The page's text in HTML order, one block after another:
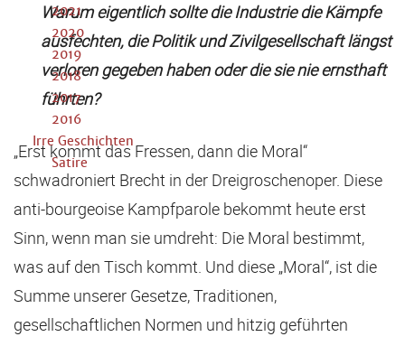
2021
2020
2019
2018
2017
2016
Irre Geschichten
Satire
Warum eigentlich sollte die Industrie die Kämpfe
ausfechten, die Politik und Zivilgesellschaft längst
verloren gegeben haben oder die sie nie ernsthaft
führten?
„Erst kommt das Fressen, dann die Moral“
schwadroniert Brecht in der Dreigroschenoper. Diese
anti-bourgeoise Kampfparole bekommt heute erst
Sinn, wenn man sie umdreht: Die Moral bestimmt,
was auf den Tisch kommt. Und diese „Moral“, ist die
Summe unserer Gesetze, Traditionen,
gesellschaftlichen Normen und hitzig geführten